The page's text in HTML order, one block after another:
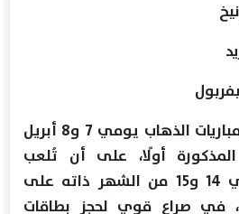
ومن المقرر أن تُقام مباريات الذهاب يومي 7 و8 أبريل
أولًا، على أن تُلعب
مواجهات الإياب يومي 14 و15 من الشهر ذاته على
في صراع قوي لحجز بطاقات